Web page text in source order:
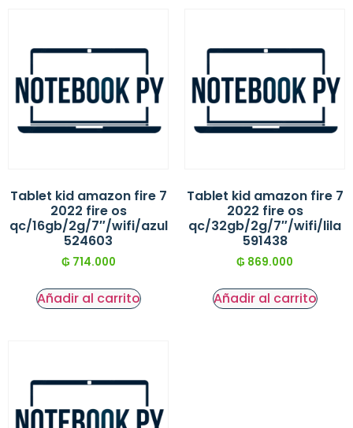
Tablet kid amazon fire 7
2022 fire os
qc/16gb/2g/7″/wifi/azul
524603
₲ 714.000
Añadir al carrito
Tablet kid amazon fire 7
2022 fire os
qc/32gb/2g/7″/wifi/lila
591438
₲ 869.000
Añadir al carrito